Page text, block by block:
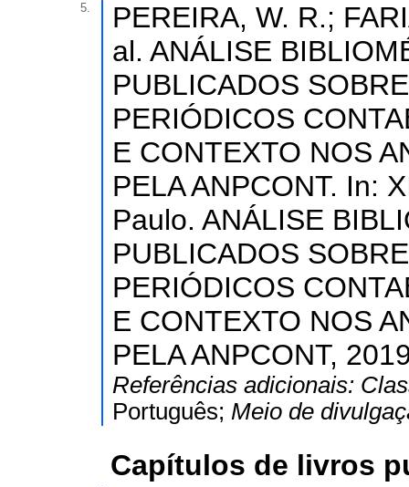
5.
PEREIRA, W. R.;
al. ANÁLISE
PUBLICADOS
PERIÓDICOS
E CONTEXTO NOS
PELA ANPCONT. In:
Paulo. ANÁLISE
PUBLICADOS
PERIÓDICOS
E CONTEXTO NOS
PELA ANPCONT,
Referências adicionais:
Português; Meio de
Capítulos de livros